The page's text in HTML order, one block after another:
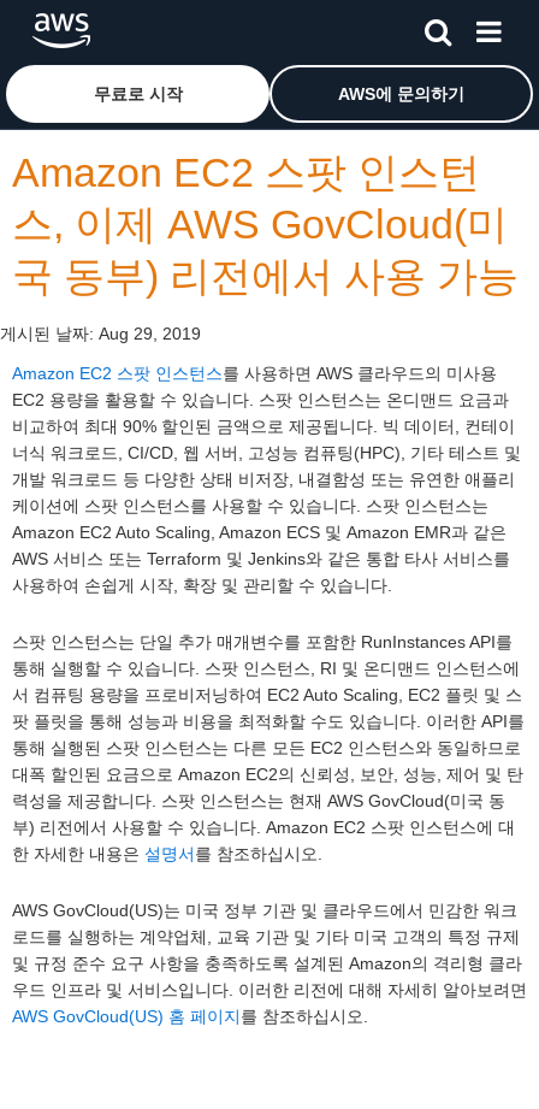
메인 콘텐츠로 건너뛰기Amazon Web Services 홈 페이지로 돌아가려면 여기를 클
무료로 시작 AWS에 문의하기
Amazon EC2 스팟 인스턴
스, 이제 AWS GovCloud(미
국 동부) 리전에서 사용 가능
게시된 날짜: Aug 29, 2019
Amazon EC2 스팟 인스턴스를 사용하면 AWS 클라우드의 미사용
EC2 용량을 활용할 수 있습니다. 스팟 인스턴스는 온디맨드 요금과
비교하여 최대 90% 할인된 금액으로 제공됩니다. 빅 데이터, 컨테이
너식 워크로드, CI/CD, 웹 서버, 고성능 컴퓨팅(HPC), 기타 테스트 및
개발 워크로드 등 다양한 상태 비저장, 내결함성 또는 유연한 애플리
케이션에 스팟 인스턴스를 사용할 수 있습니다. 스팟 인스턴스는
Amazon EC2 Auto Scaling, Amazon ECS 및 Amazon EMR과 같은
AWS 서비스 또는 Terraform 및 Jenkins와 같은 통합 타사 서비스를
사용하여 손쉽게 시작, 확장 및 관리할 수 있습니다.
스팟 인스턴스는 단일 추가 매개변수를 포함한 RunInstances API를
통해 실행할 수 있습니다. 스팟 인스턴스, RI 및 온디맨드 인스턴스에
서 컴퓨팅 용량을 프로비저닝하여 EC2 Auto Scaling, EC2 플릿 및 스
팟 플릿을 통해 성능과 비용을 최적화할 수도 있습니다. 이러한 API를
통해 실행된 스팟 인스턴스는 다른 모든 EC2 인스턴스와 동일하므로
대폭 할인된 요금으로 Amazon EC2의 신뢰성, 보안, 성능, 제어 및 탄
력성을 제공합니다. 스팟 인스턴스는 현재 AWS GovCloud(미국 동
부) 리전에서 사용할 수 있습니다. Amazon EC2 스팟 인스턴스에 대
한 자세한 내용은 설명서를 참조하십시오.
AWS GovCloud(US)는 미국 정부 기관 및 클라우드에서 민감한 워크
로드를 실행하는 계약업체, 교육 기관 및 기타 미국 고객의 특정 규제
및 규정 준수 요구 사항을 충족하도록 설계된 Amazon의 격리형 클라
우드 인프라 및 서비스입니다. 이러한 리전에 대해 자세히 알아보려면
AWS GovCloud(US) 홈 페이지를 참조하십시오.